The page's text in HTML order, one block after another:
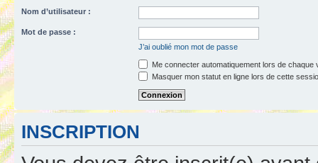
Nom d’utilisateur :
Mot de passe :
J’ai oublié mon mot de passe
Me connecter automatiquement lors de chaque
Masquer mon statut en ligne lors de cette
INSCRIPTION